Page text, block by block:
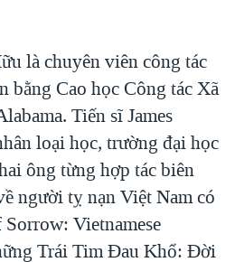
MẠI CỦA MỸ: QUÁ KHỨ VÀ HIỆN
TẠI DẢI GAZA
là chuyên viên công tác
bằng Cao học Công tác Xã
Tiến sĩ James
loại học, trường đại học
ông từng hợp tác biên
người tỵ nạn Việt Nam có
Sorrow: Vietnamese
Trái Tim Đau Khổ: Đời